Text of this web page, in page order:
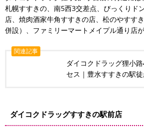
札幌すすきの、南5西3交差点、びっくりド
店、焼肉酒家牛角すすきの店、松のやすす
併設）、ファミリーマートメイプル通り店が
関連記事
ダイコクドラッグ狸小
セス｜豊水すすきの駅
ダイコクドラッグすすきの駅前店